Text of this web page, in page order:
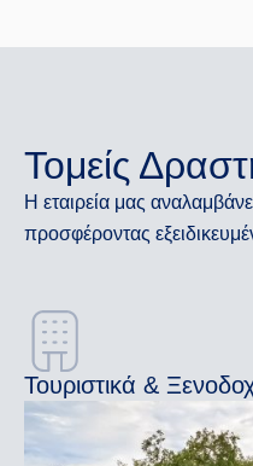
Τομείς
Η εταιρεία μας
προσφέροντας
Τουριστικά &